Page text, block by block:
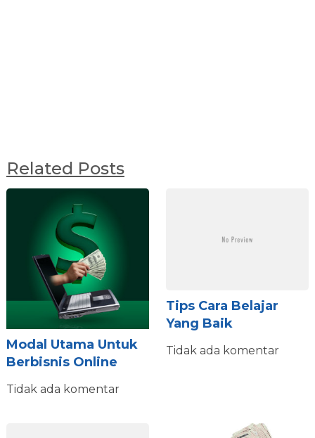
Related Posts
Modal Utama Untuk
Berbisnis Online
Tidak ada komentar
Tips Cara Belajar
Yang Baik
Tidak ada komentar